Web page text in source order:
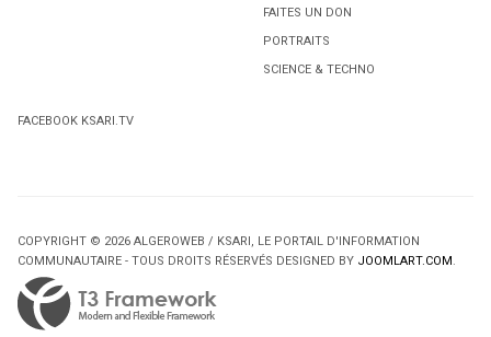
FAITES UN DON
PORTRAITS
SCIENCE & TECHNO
FACEBOOK KSARI.TV
COPYRIGHT © 2026 ALGEROWEB / KSARI, LE PORTAIL D'INFORMATION
COMMUNAUTAIRE - TOUS DROITS RÉSERVÉS DESIGNED BY JOOMLART.COM.